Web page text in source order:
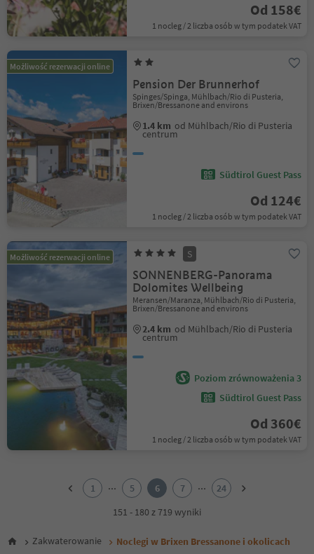
Od 158€
1 nocleg / 2 liczba osób w tym podatek VAT
Możliwość rezerwacji online
Pension Der Brunnerhof
Spinges/Spinga, Mühlbach/Rio di Pusteria,
Brixen/Bressanone and environs
1.4 km od Mühlbach/Rio di Pusteria
centrum
Südtirol Guest Pass
Od 124€
1 nocleg / 2 liczba osób w tym podatek VAT
Możliwość rezerwacji online S
SONNENBERG-Panorama
Dolomites Wellbeing
Meransen/Maranza, Mühlbach/Rio di Pusteria,
Brixen/Bressanone and environs
2.4 km od Mühlbach/Rio di Pusteria
centrum
Poziom zrównoważenia 3
Südtirol Guest Pass
Od 360€
1 nocleg / 2 liczba osób w tym podatek VAT
6
1 ... 5 6 7 ...
24
151 - 180 z 719 wyniki
Zakwaterowanie Noclegi w Brixen Bressanone i okolicach